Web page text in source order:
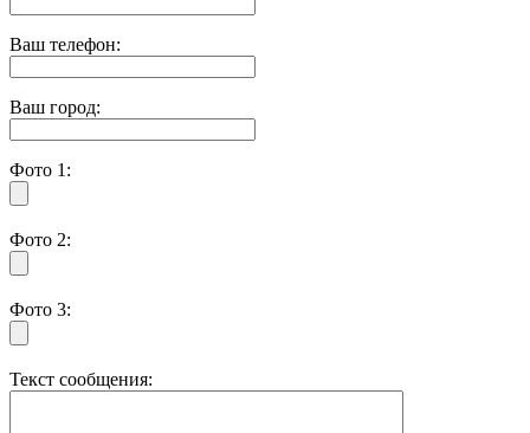
Ваш телефон:
Ваш город:
Фото 1:
Фото 2:
Фото 3:
Текст сообщения: